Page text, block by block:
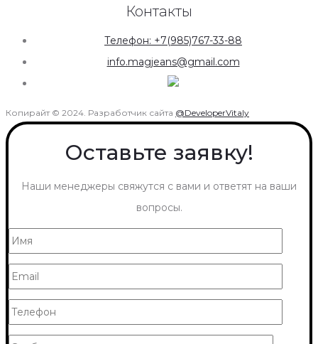
Контакты
Телефон: +7(985)767-33-88
info.magjeans@gmail.com
Копирайт © 2024. Разработчик сайта @DeveloperVitaly
Оставьте заявку!
Наши менеджеры свяжутся с вами и ответят на ваши
вопросы.